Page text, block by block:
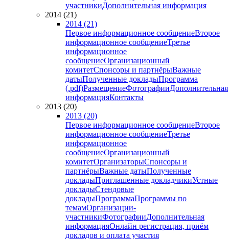
участникиДополнительная информация
2014 (21)
2014 (21)
Первое информационное сообщениеВторое
информационное сообщениеТретье
информационное
сообщениеОрганизационный
комитетСпонсоры и партнёрыВажные
датыПолученные докладыПрограмма
(.pdf)РазмещениеФотографииДополнительная
информацияКонтакты
2013 (20)
2013 (20)
Первое информационное сообщениеВторое
информационное сообщениеТретье
информационное
сообщениеОрганизационный
комитетОрганизаторыСпонсоры и
партнёрыВажные датыПолученные
докладыПриглашенные докладчикиУстные
докладыСтендовые
докладыПрограммаПрограммы по
темамОрганизации-
участникиФотографииДополнительная
информацияОнлайн регистрация, приём
докладов и оплата участия